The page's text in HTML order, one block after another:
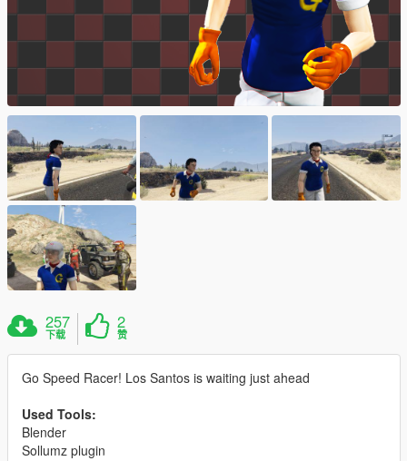
257
下载
2
赞
Go Speed Racer! Los Santos is waiting just ahead
Used Tools:
Blender
Sollumz plugin